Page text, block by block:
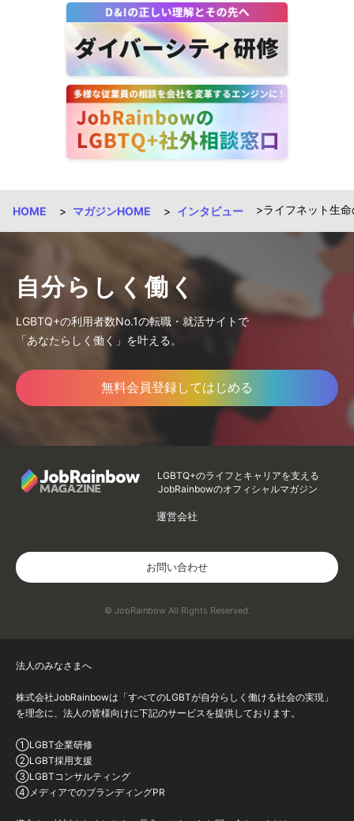
HOME マガジンHOME インタビュー ライフネット生
自分らしく働く
LGBTQ+の利用者数No.1の転職・就活サイトで
「あなたらしく働く」を叶える。
無料会員登録してはじめる
LGBTQ+のライフとキャリアを支える
JobRainbowのオフィシャルマガジン
運営会社
お問い合わせ
© JobRainbow All Rights Reserved.
法人のみなさまへ
株式会社JobRainbowは「すべてのLGBTが自分らしく働ける社会の実現」
を理念に、法人の皆様向けに下記のサービスを提供しております。
①LGBT企業研修
②LGBT採用支援
③LGBTコンサルティング
④メディアでのブランディングPR